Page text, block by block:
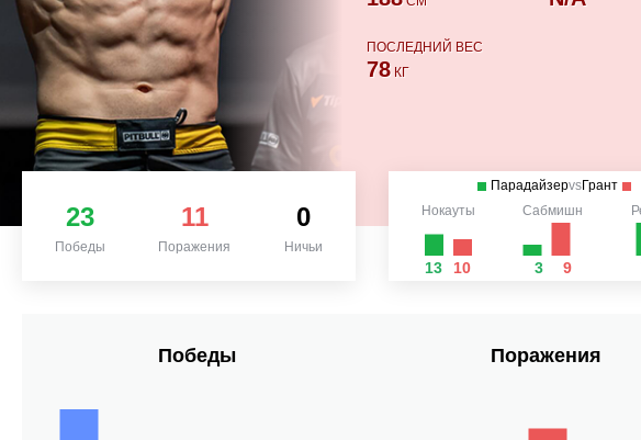
ПОСЛЕДНИЙ ВЕС
78КГ
23
Победы
11
Поражения
0
Ничьи
ПарадайзерvsГрант
Нокауты
13 10
Сабмишн
3 9
Победы Поражения